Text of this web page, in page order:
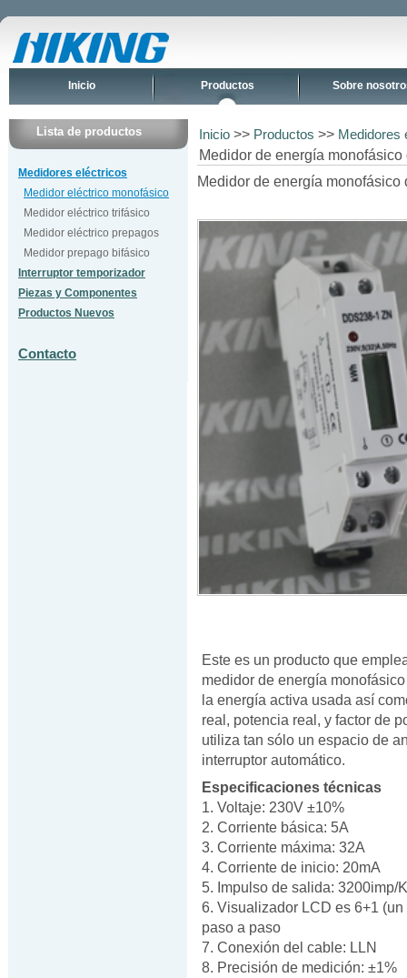
Inicio Productos Sobre
Lista de productos
Medidores eléctricos
Medidor eléctrico monofásico
Medidor eléctrico trifásico
Medidor eléctrico prepagos
Medidor prepago bifásico
Interruptor temporizador
Piezas y Componentes
Productos Nuevos
Contacto
Inicio >> Productos >> Medidores
Medidor de energía
Medidor de energía
Este es un producto que
medidor de energía
la energía activa usada así
real, potencia real, y factor de
utiliza tan sólo un espacio de
interruptor automático.
Especificaciones técnicas
1. Voltaje: 230V ±10%
2. Corriente básica: 5A
3. Corriente máxima: 32A
4. Corriente de inicio: 20mA
5. Impulso de salida: 3200imp/
6. Visualizador LCD es 6+1
paso a paso
7. Conexión del cable: LLN
8. Precisión de medición: ±1%